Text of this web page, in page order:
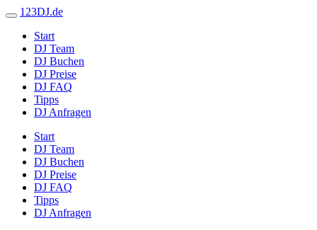
123DJ.de
Start
DJ Team
DJ Buchen
DJ Preise
DJ FAQ
Tipps
DJ Anfragen
Start
DJ Team
DJ Buchen
DJ Preise
DJ FAQ
Tipps
DJ Anfragen